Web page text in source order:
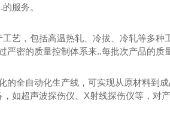
服务。
艺，包括高温热轧、冷拔、冷轧等多
密的质量控制体系来..每批次产品的质
的全自动化生产线，可实现从原材料到
如超声波探伤仪、X射线探伤仪等，对